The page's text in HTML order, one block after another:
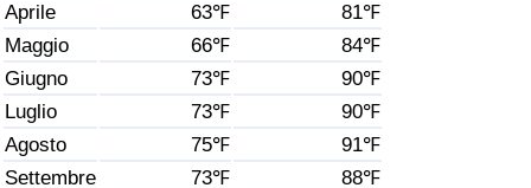
Aprile
63℉
81℉
Maggio
66℉
84℉
Giugno
73℉
90℉
Luglio
73℉
90℉
Agosto
75℉
91℉
Settembre
73℉
88℉
Indice del Tasso di Criminalità (Corrente)
Indice della Criminalità
Indice di criminalità per paese